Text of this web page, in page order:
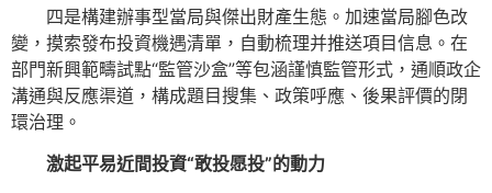
四是構建辦事型當局與傑出財產生態。加速當局腳色改
變，摸索發布投資機遇清單，自動梳理并推送項目信息。在
部門新興範疇試點“監管沙盒”等包涵謹慎監管形式，通順政企
溝通與反應渠道，構成題目搜集、政策呼應、後果評價的閉
環治理。
激起平易近間投資“敢投愿投”的動力